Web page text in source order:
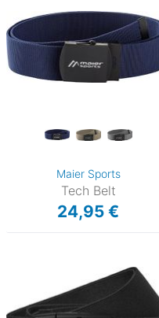
Maier Sports
Tech Belt
24,95 €